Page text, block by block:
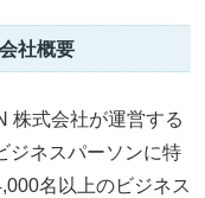
社概要
株式会社が運営する
ジネスパーソンに特
名以上のビジネス